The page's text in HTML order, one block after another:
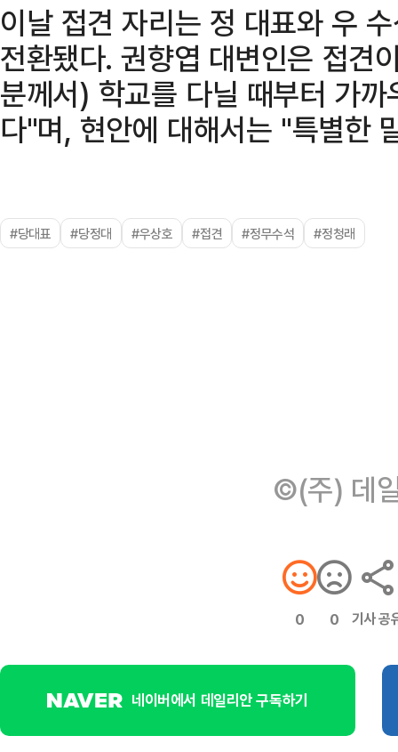
이날 접견 자리는 정 대표와 우
전환됐다. 권향엽 대변인은 접견
분께서) 학교를 다닐 때부터 가
다"며, 현안에 대해서는 "특별한
#당대표 #당정대 #우상호 #접견 #정무수석 #정청래
©(주) 데
0 0 기사 공
네이버에서 데일리안 구독하기